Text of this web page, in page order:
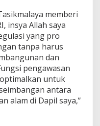
memberi
insya Allah saya
yang pro
tanpa harus
dan
pengawasan
untuk
antara
alam di Dapil saya,”